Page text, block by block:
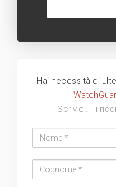
Hai necessità di
Scrivici. Ti